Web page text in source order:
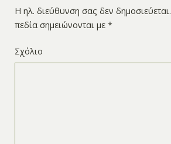
Η ηλ. διεύθυνση σας δεν δημοσιεύεται.
πεδία σημειώνονται με *
Σχόλιο